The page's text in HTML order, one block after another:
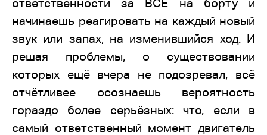
ответственности за ВСЁ на борту и
начинаешь реагировать на каждый новый
звук или запах, на изменившийся ход. И
решая проблемы, о существовании
которых ещё вчера не подозревал, всё
отчётливее осознаешь вероятность
гораздо более серьёзных: что, если в
самый ответственный момент двигатель